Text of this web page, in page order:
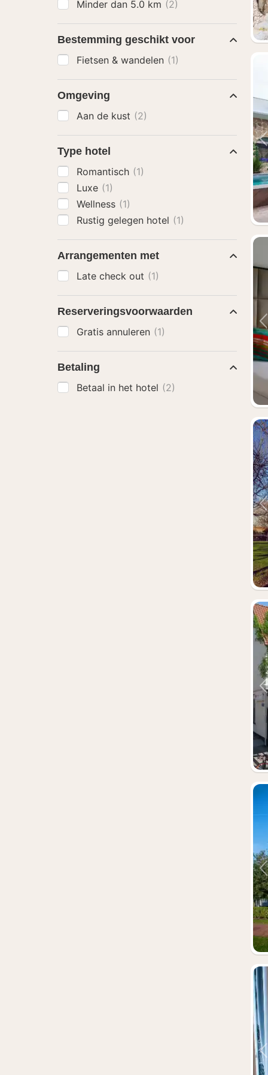
Minder dan 5.0 km (2)
Bestemming geschikt voor
Fietsen & wandelen (1)
Omgeving
Aan de kust (2)
Type hotel
Romantisch (1)
Luxe (1)
Wellness (1)
Rustig gelegen hotel (1)
Arrangementen met
Late check out (1)
Reserveringsvoorwaarden
Gratis annuleren (1)
Betaling
Betaal in het hotel (2)